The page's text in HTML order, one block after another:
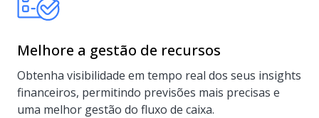
Melhore a gestão de recursos
Obtenha visibilidade em tempo real dos seus insights
financeiros, permitindo previsões mais precisas e
uma melhor gestão do fluxo de caixa.